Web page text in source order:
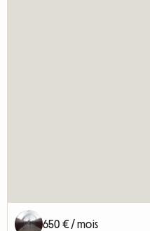
650 € / mois